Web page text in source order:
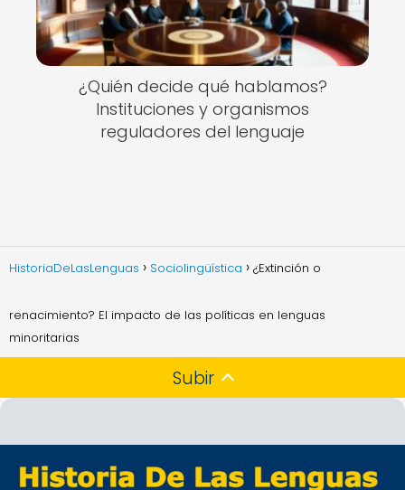
¿Quién decide qué hablamos?
Instituciones y organismos
reguladores del lenguaje
HistoriaDeLasLenguas Sociolingüística ¿Extinción o
renacimiento? El impacto de las políticas en lenguas
minoritarias
Subir